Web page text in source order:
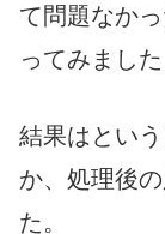
て問題なか
ってみました
結果はとい
か、処理後
た。